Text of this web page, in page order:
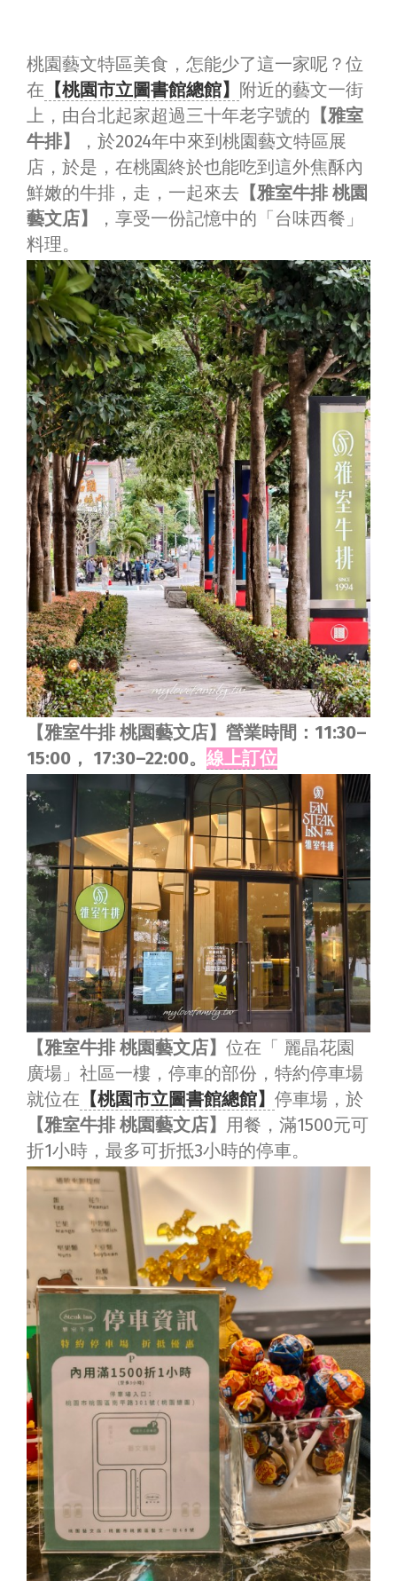
桃園藝文特區美食，怎能少了這一家呢？位
在 【桃園市立圖書館總館】 附近的藝文一街
上，由台北起家超過三十年老字號的 【雅室
牛排】
，於2024年中來到桃園藝文特區展
店，於是，在桃園終於也能吃到這外焦酥內
鮮嫩的牛排，走，一起來去 【雅室牛排 桃園
藝文店】
，享受一份記憶中的「台味西餐」
料理。
【雅室牛排 桃園藝文店】營業時間：11:30–
15:00， 17:30–22:00。 線上訂位
【雅室牛排 桃園藝文店】 位在「 麗晶花園
廣場」社區一樓，停車的部份，特約停車場
就位在 【桃園市立圖書館總館】 停車場，於
【雅室牛排 桃園藝文店】 用餐，滿1500元可
折1小時，最多可折抵3小時的停車。